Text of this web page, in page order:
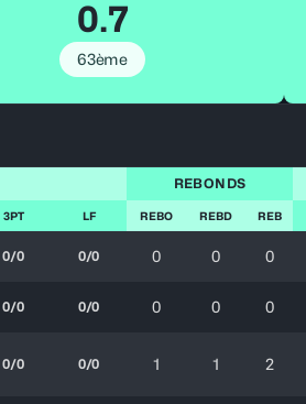
0.7
63ème
REBONDS
3PT LF REBO REBD REB
0/0 0/0 0 0 0
0/0 0/0 0 0 0
0/0 0/0 1 1 2